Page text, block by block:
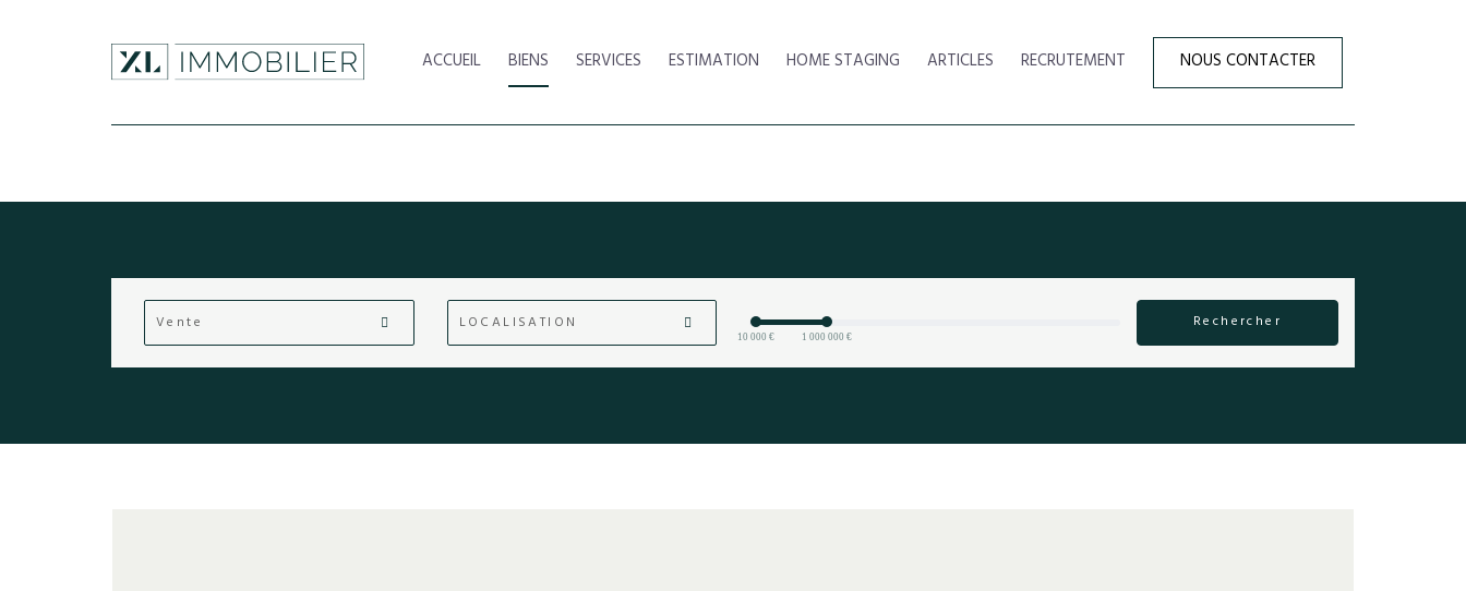
ACCUEIL BIENS SERVICES ESTIMATION HOME STAGING ARTICLES RECRUTEMENT NOUS CONTACTER
Vente LOCALISATION
10 000 € 1 000 000 €
Rechercher